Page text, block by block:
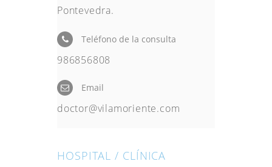
Pontevedra.
Teléfono de la consulta
986856808
Email
doctor@vilamoriente.com
HOSPITAL / CLÍNICA